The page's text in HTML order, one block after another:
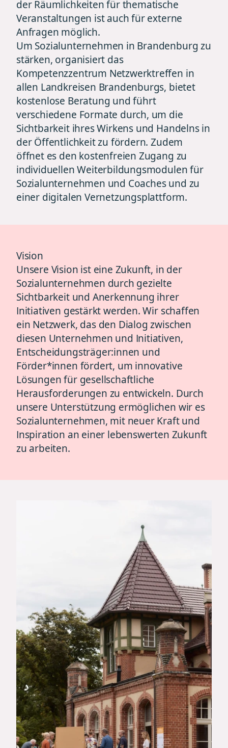
der Räumlichkeiten für thematische
Veranstaltungen ist auch für externe
Anfragen möglich.
Um Sozialunternehmen in Brandenburg zu
stärken, organisiert das
Kompetenzzentrum Netzwerktreffen in
allen Landkreisen Brandenburgs, bietet
kostenlose Beratung und führt
verschiedene Formate durch, um die
Sichtbarkeit ihres Wirkens und Handelns in
der Öffentlichkeit zu fördern. Zudem
öffnet es den kostenfreien Zugang zu
individuellen Weiterbildungsmodulen für
Sozialunternehmen und Coaches und zu
einer digitalen Vernetzungsplattform.
Vision
Unsere Vision ist eine Zukunft, in der
Sozialunternehmen durch gezielte
Sichtbarkeit und Anerkennung ihrer
Initiativen gestärkt werden. Wir schaffen
ein Netzwerk, das den Dialog zwischen
diesen Unternehmen und Initiativen,
Entscheidungsträger:innen und
Förder*innen fördert, um innovative
Lösungen für gesellschaftliche
Herausforderungen zu entwickeln. Durch
unsere Unterstützung ermöglichen wir es
Sozialunternehmen, mit neuer Kraft und
Inspiration an einer lebenswerten Zukunft
zu arbeiten.